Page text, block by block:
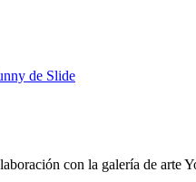
con la galería de